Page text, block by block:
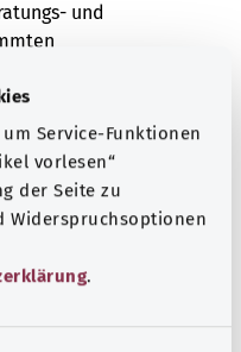
Service-Funktionen
vorlesen“
der Seite zu
Widerspruchsoptionen
.
und